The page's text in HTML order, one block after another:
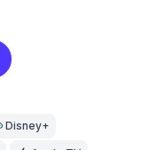
Disney+